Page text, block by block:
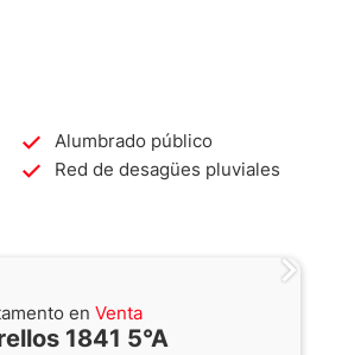
Alumbrado público
Red de desagües pluviales
en Venta
1841 5°A